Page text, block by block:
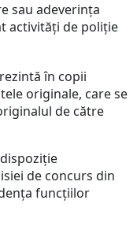
sau adeverinţa
activităţi de poliţie
în copii
originale, care se
de către
de concurs din
funcţiilor